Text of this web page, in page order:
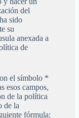
del
sido
su
anexada a
de
el símbolo *
esos campos,
de la política
de la
fórmula: